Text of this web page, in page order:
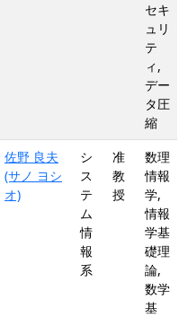
セキ
ュリ
テ
ィ,
デー
タ圧
縮
佐野 良夫
(サノ ヨシ
オ)
シ
ス
テ
ム
情
報
系
准
教
授
数理
情報
学,
情報
学基
礎理
論,
数学
基